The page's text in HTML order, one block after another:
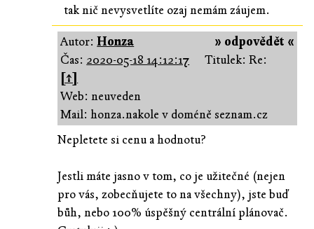
tak nič nevysvetlíte ozaj nemám záujem.
» odpovědět «
Autor:Honza
Čas: 2020-05-18 14:12:17
Titulek: Re:
[↑]
Web: neuveden
Mail: honza.nakole v doméně seznam.cz
Nepletete si cenu a hodnotu?
Jestli máte jasno v tom, co je užitečné (nejen
pro vás, zobecňujete to na všechny), jste buď
bůh, nebo 100% úspěšný centrální plánovač.